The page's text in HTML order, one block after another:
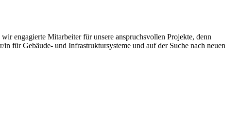
engagierte Mitarbeiter für unsere anspruchsvollen Projekte, denn
für Gebäude- und Infrastruktursysteme und auf der Suche nach neuen